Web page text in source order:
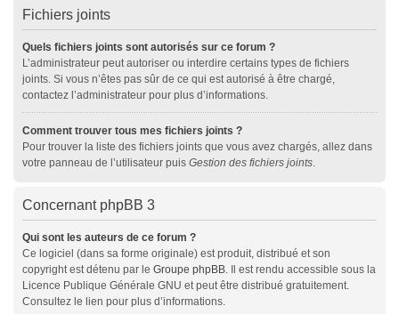
Fichiers joints
Quels fichiers joints sont autorisés sur ce forum ?
L’administrateur peut autoriser ou interdire certains types de fichiers
joints. Si vous n’êtes pas sûr de ce qui est autorisé à être chargé,
contactez l’administrateur pour plus d’informations.
Comment trouver tous mes fichiers joints ?
Pour trouver la liste des fichiers joints que vous avez chargés, allez dans
votre panneau de l’utilisateur puis Gestion des fichiers joints.
Concernant phpBB 3
Qui sont les auteurs de ce forum ?
Ce logiciel (dans sa forme originale) est produit, distribué et son
copyright est détenu par le Groupe phpBB. Il est rendu accessible sous la
Licence Publique Générale GNU et peut être distribué gratuitement.
Consultez le lien pour plus d’informations.